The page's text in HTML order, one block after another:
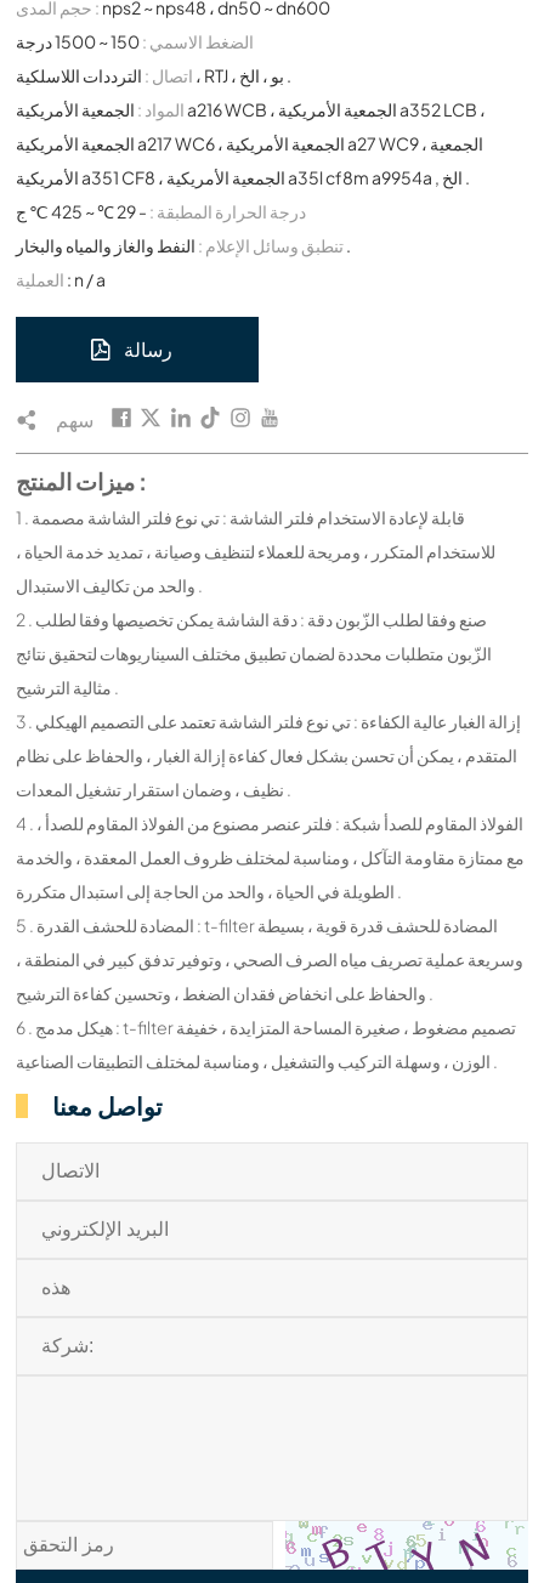
حجم المدى : nps2 ~ nps48 ، dn50 ~ dn600
الضغط الاسمي :150 ~ 1500 درجة
اتصال :
الترددات اللاسلكية ، RTJ ، بو ، الخ .
المواد : الجمعية الأمريكية a216 WCB ، الجمعية الأمريكية a352 LCB ،
الجمعية الأمريكية a217 WC6 ، الجمعية الأمريكية a27 WC9 ، الجمعية
الأمريكية a351 CF8 ، الجمعية الأمريكية a35l cf8m a9954a , الخ .
درجة الحرارة المطبقة : - 29 ℃ ~ 425 ℃ ج
تنطبق وسائل الإعلام :النفط والغاز والمياه والبخار .
العملية : n / a
رسالة
سهم
ميزات المنتج :
1 . قابلة لإعادة الاستخدام فلتر الشاشة : تي نوع فلتر الشاشة مصممة
للاستخدام المتكرر ، ومريحة للعملاء لتنظيف وصيانة ، تمديد خدمة الحياة ،
والحد من تكاليف الاستبدال .
2 . صنع وفقا لطلب الزّبون دقة : دقة الشاشة يمكن تخصيصها وفقا لطلب
الزّبون متطلبات محددة لضمان تطبيق مختلف السيناريوهات لتحقيق نتائج
مثالية الترشيح .
3 . إزالة الغبار عالية الكفاءة : تي نوع فلتر الشاشة تعتمد على التصميم الهيكلي
المتقدم ، يمكن أن تحسن بشكل فعال كفاءة إزالة الغبار ، والحفاظ على نظام
نظيف ، وضمان استقرار تشغيل المعدات .
4 . الفولاذ المقاوم للصدأ شبكة : فلتر عنصر مصنوع من الفولاذ المقاوم للصدأ ،
مع ممتازة مقاومة التآكل ، ومناسبة لمختلف ظروف العمل المعقدة ، والخدمة
الطويلة في الحياة ، والحد من الحاجة إلى استبدال متكررة .
5 . المضادة للحشف القدرة : t-filter المضادة للحشف قدرة قوية ، بسيطة
وسريعة عملية تصريف مياه الصرف الصحي ، وتوفير تدفق كبير في المنطقة ،
والحفاظ على انخفاض فقدان الضغط ، وتحسين كفاءة الترشيح .
6 . هيكل مدمج : t-filter تصميم مضغوط ، صغيرة المساحة المتزايدة ، خفيفة
الوزن ، وسهلة التركيب والتشغيل ، ومناسبة لمختلف التطبيقات الصناعية .
تواصل معنا